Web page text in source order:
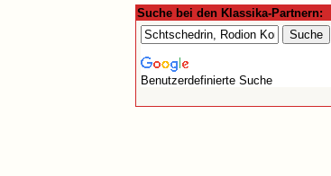
Suche bei den Klassika-Partnern:
Benutzerdefinierte Suche